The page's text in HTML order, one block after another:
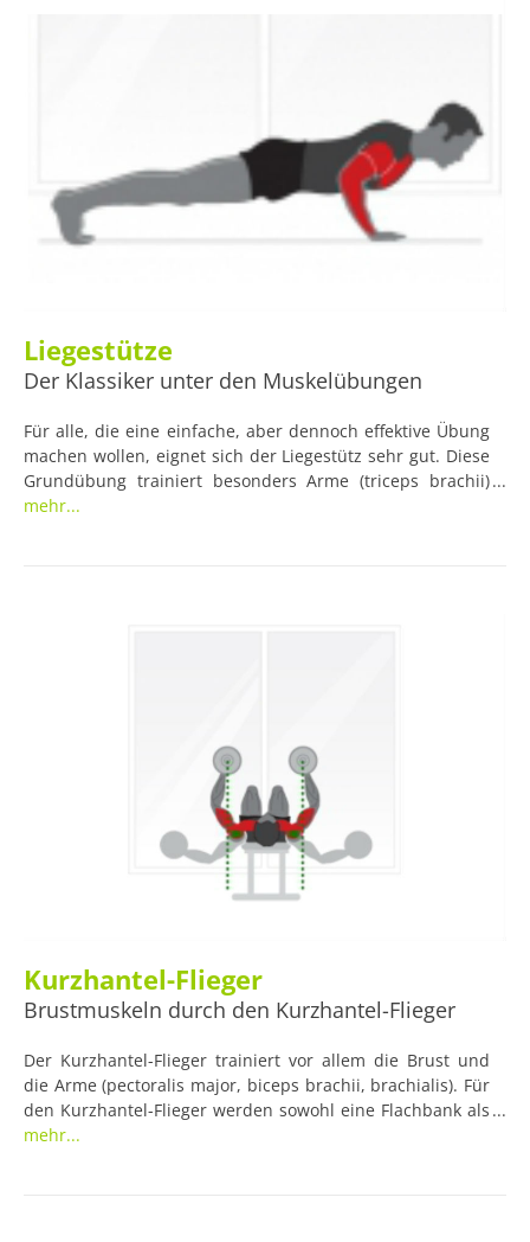
Liegestütze
Der Klassiker unter den Muskelübungen
Für alle, die eine einfache, aber dennoch effektive Übung
machen wollen, eignet sich der Liegestütz sehr gut. Diese
Grundübung trainiert besonders Arme (triceps brachii)
und Brust (pectoralis major), aber auch den Unterkörper
mehr...
Kurzhantel-Flieger
Brustmuskeln durch den Kurzhantel-Flieger
Der Kurzhantel-Flieger trainiert vor allem die Brust und
die Arme (pectoralis major, biceps brachii, brachialis). Für
den Kurzhantel-Flieger werden sowohl eine Flachbank als
auch zwei Kurzhanteln benötigt. Einsteiger sollten mit
mehr...